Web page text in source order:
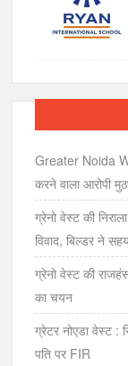
Greater Noida
करने वाला आरोपी
ग्रेनो वेस्ट की
विवाद, बिल्डर ने
ग्रेनो वेस्ट की
का चयन
ग्रेटर नोएडा वेस्ट :
पति पर FIR